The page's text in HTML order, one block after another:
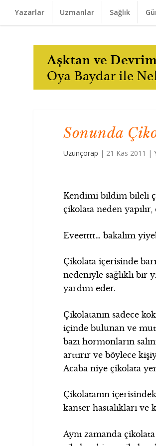
Yazarlar Uzmanlar Sağlık
Sonunda
Uzunçorap | 21 Kas 2011 |
Kendimi bildim bileli
çikolata neden
Eveetttt… bakalım
Çikolata içerisinde
nedeniyle sağlıklı bir
yardım eder.
Çikolatanın sadece
içinde bulunan ve
bazı hormonların
arttırır ve böylece
Acaba niye çikolata
Çikolatanın
kanser hastalıkları
Aynı zamanda